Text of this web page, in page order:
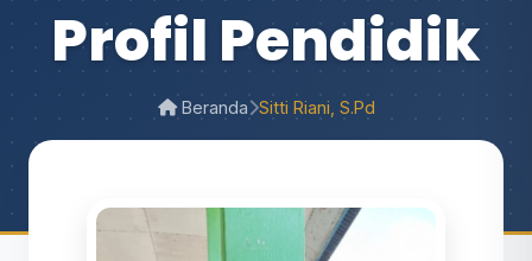
Profil Pendidik
Beranda Sitti Riani, S.Pd